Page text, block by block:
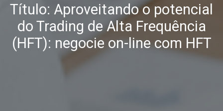
Título: Aproveitando o potencial
do Trading de Alta Frequência
(HFT): negocie on-line com HFT